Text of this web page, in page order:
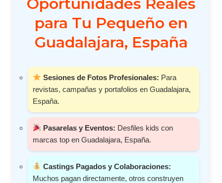
para Tu Pequeño en
Guadalajara, España
Sesiones de Fotos Profesionales: Para
revistas, campañas y portafolios en Guadalajara,
España.
Pasarelas y Eventos: Desfiles kids con
marcas top en Guadalajara, España.
Castings Pagados y Colaboraciones:
Muchos pagan directamente, otros construyen